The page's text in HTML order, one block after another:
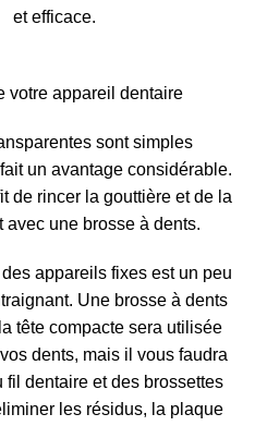
et efficace.
votre appareil dentaire
sont simples
un avantage considérable.
de rincer la gouttière et de la
avec une brosse à dents.
des appareils fixes est un peu
. Une brosse à dents
tête compacte sera utilisée
dents, mais il vous faudra
dentaire et des brossettes
les résidus, la plaque